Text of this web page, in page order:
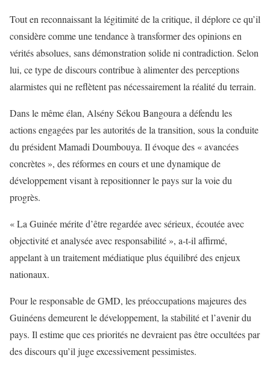
Tout en reconnaissant la légitimité de la critique, il déplore ce qu’il
considère comme une tendance à transformer des opinions en
vérités absolues, sans démonstration solide ni contradiction. Selon
lui, ce type de discours contribue à alimenter des perceptions
alarmistes qui ne reflètent pas nécessairement la réalité du terrain.
Dans le même élan, Alsény Sékou Bangoura a défendu les
actions engagées par les autorités de la transition, sous la conduite
du président Mamadi Doumbouya. Il évoque des « avancées
concrètes », des réformes en cours et une dynamique de
développement visant à repositionner le pays sur la voie du
progrès.
« La Guinée mérite d’être regardée avec sérieux, écoutée avec
objectivité et analysée avec responsabilité », a-t-il affirmé,
appelant à un traitement médiatique plus équilibré des enjeux
nationaux.
Pour le responsable de GMD, les préoccupations majeures des
Guinéens demeurent le développement, la stabilité et l’avenir du
pays. Il estime que ces priorités ne devraient pas être occultées par
des discours qu’il juge excessivement pessimistes.